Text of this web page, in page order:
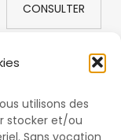
utilisons des
stocker et/ou
Sans vocation
CONSULTER
CONSULTER